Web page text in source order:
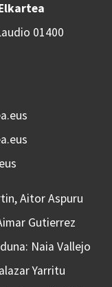
01400
Aitor Aspuru
Gutierrez
Naia Vallejo
Yarritu